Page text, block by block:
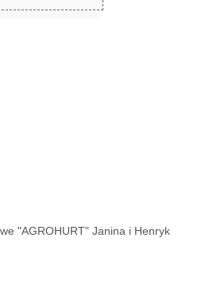
"AGROHURT" Janina i Henryk